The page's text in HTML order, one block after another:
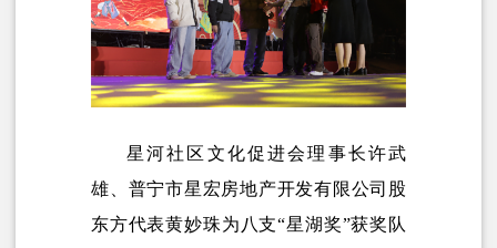
星河社区文化促进会理事长许武
雄、普宁市星宏房地产开发有限公司股
东方代表黄妙珠为八支“星湖奖”获奖队